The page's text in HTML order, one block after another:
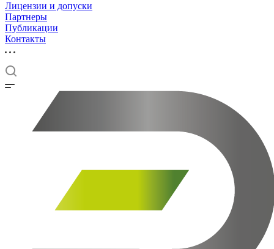
Лицензии и допуски
Партнеры
Публикации
Контакты